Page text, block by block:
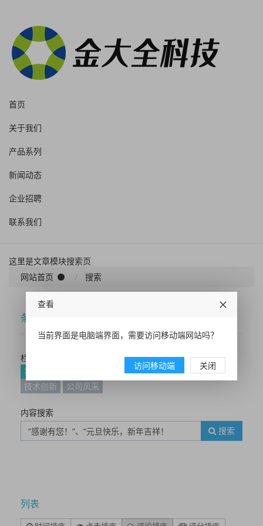
首页
关于我们
产品系列
新闻动态
企业招聘
联系我们
这里是文章模块搜索页
网站首页
搜索
条件筛选
栏目分类
不限
荣誉资质 合作伙伴
企业文化
技术创新
公司风采
内容搜索
搜索
列表
查看
当前界面是电脑端界面，需要访问移动端网站吗？
访问移动端 关闭